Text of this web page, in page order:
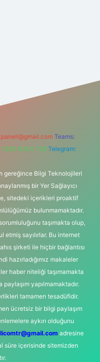
Teams:
0262 606 0 726 Telegram:
gereğince Bilgi Teknolojileri
bir Yer Sağlayıcı
sitedeki içerikleri proaktif
bulunmamaktadır.
taşımakta olup,
sayılırlar. Bu internet
şirketi ile hiçbir bağlantısı
hazırladığımız makaleler
haber niteliği taşımamakta
yapılmamaktadır.
tamamen tesadüfidir.
ücretsiz bir bilgi paylaşım
aykırı olduğunu
adresine
süre içerisinde sitemizden